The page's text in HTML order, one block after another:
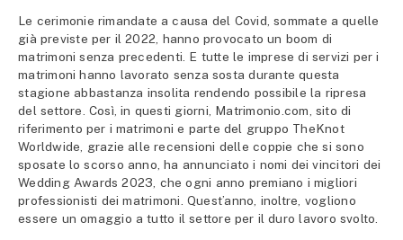
Le cerimonie rimandate a causa del Covid, sommate a quelle
già previste per il 2022, hanno provocato un boom di
matrimoni senza precedenti. E tutte le imprese di servizi per i
matrimoni hanno lavorato senza sosta durante questa
stagione abbastanza insolita rendendo possibile la ripresa
del settore. Così, in questi giorni, Matrimonio.com, sito di
riferimento per i matrimoni e parte del gruppo TheKnot
Worldwide, grazie alle recensioni delle coppie che si sono
sposate lo scorso anno, ha annunciato i nomi dei vincitori dei
Wedding Awards 2023, che ogni anno premiano i migliori
professionisti dei matrimoni. Quest’anno, inoltre, vogliono
essere un omaggio a tutto il settore per il duro lavoro svolto.